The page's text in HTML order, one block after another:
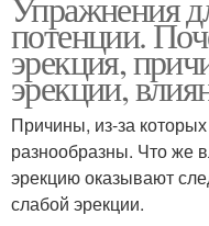
потенции.
эрекция,
эрекции,
Причины, из-за
разнообразны. Что же
эрекцию оказывают
слабой эрекции.